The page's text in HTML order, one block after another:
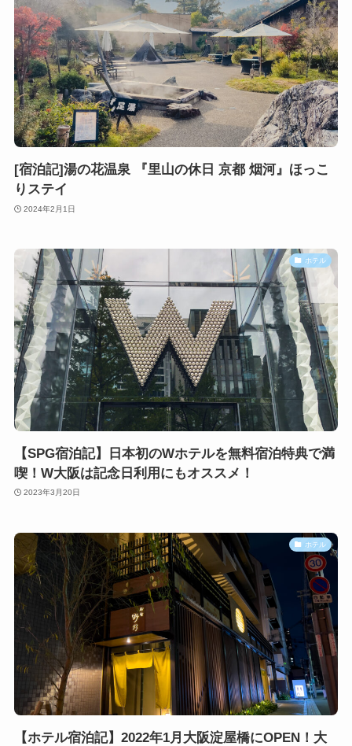
[宿泊記]湯の花温泉 『里山の休日 京都 烟河』ほっこ
りステイ
2024年2月1日
ホテル
【SPG宿泊記】日本初のWホテルを無料宿泊特典で満
喫！W大阪は記念日利用にもオススメ！
2023年3月20日
ホテル
【ホテル宿泊記】2022年1月大阪淀屋橋にOPEN！大